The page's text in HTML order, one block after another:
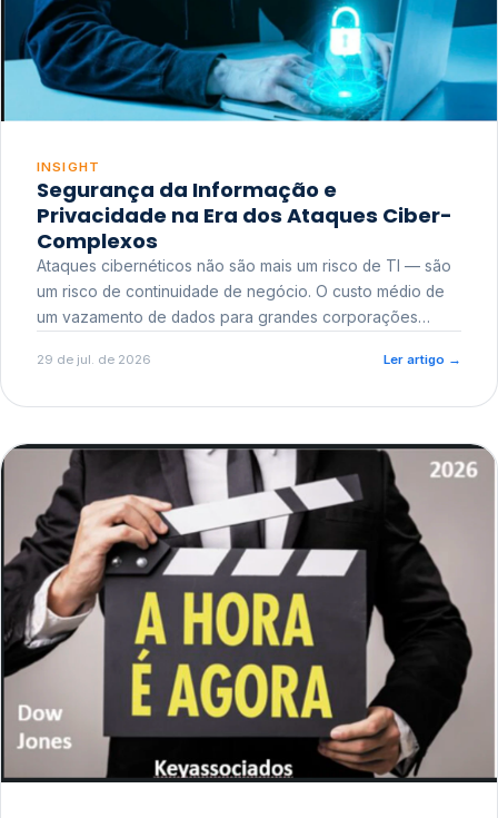
INSIGHT
Segurança da Informação e
Privacidade na Era dos Ataques Ciber-
Complexos
Ataques cibernéticos não são mais um risco de TI — são
um risco de continuidade de negócio. O custo médio de
um vazamento de dados para grandes corporações
reputacional e o risco regulatório junto a órgãos como a
29 de jul. de 2026 Ler artigo →